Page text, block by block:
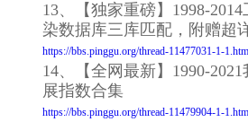
13、【独家重磅】1998-
染数据库三库匹配，附赠超
https://bbs.pinggu.org/thread-11477031-1-
14、【全网最新】1990-
展指数合集
https://bbs.pinggu.org/thread-11479904-1-